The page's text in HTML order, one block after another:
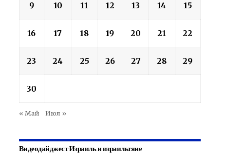
9 10 11 12 13 14 15
16 17 18 19 20 21 22
23 24 25 26 27 28 29
30
« Май Июл »
Видеодайджест Израиль и израильтяне